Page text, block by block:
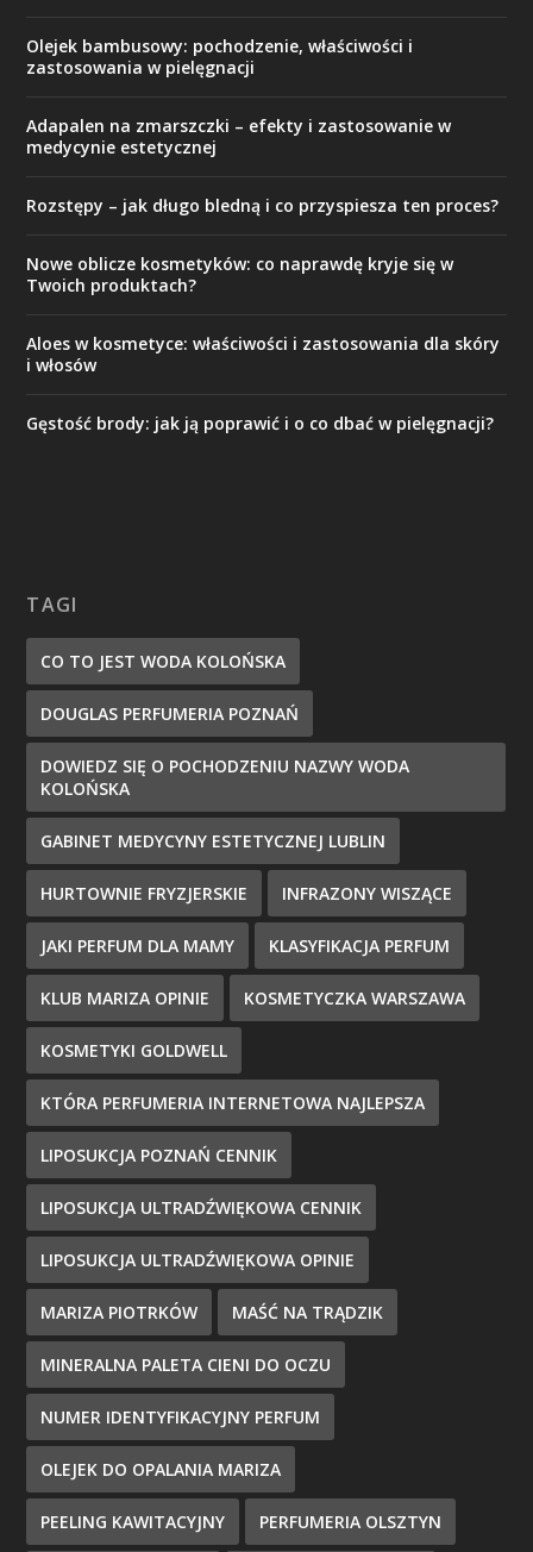
Olejek bambusowy: pochodzenie, właściwości i
zastosowania w pielęgnacji
Adapalen na zmarszczki – efekty i zastosowanie w
medycynie estetycznej
Rozstępy – jak długo bledną i co przyspiesza ten proces?
Nowe oblicze kosmetyków: co naprawdę kryje się w
Twoich produktach?
Aloes w kosmetyce: właściwości i zastosowania dla skóry
i włosów
Gęstość brody: jak ją poprawić i o co dbać w pielęgnacji?
TAGI
CO TO JEST WODA KOLOŃSKA
DOUGLAS PERFUMERIA POZNAŃ
DOWIEDZ SIĘ O POCHODZENIU NAZWY WODA
KOLOŃSKA
GABINET MEDYCYNY ESTETYCZNEJ LUBLIN
HURTOWNIE FRYZJERSKIE INFRAZONY WISZĄCE
JAKI PERFUM DLA MAMY KLASYFIKACJA PERFUM
KLUB MARIZA OPINIE KOSMETYCZKA WARSZAWA
KOSMETYKI GOLDWELL
KTÓRA PERFUMERIA INTERNETOWA NAJLEPSZA
LIPOSUKCJA POZNAŃ CENNIK
LIPOSUKCJA ULTRADŹWIĘKOWA CENNIK
LIPOSUKCJA ULTRADŹWIĘKOWA OPINIE
MARIZA PIOTRKÓW MAŚĆ NA TRĄDZIK
MINERALNA PALETA CIENI DO OCZU
NUMER IDENTYFIKACYJNY PERFUM
OLEJEK DO OPALANIA MARIZA
PEELING KAWITACYJNY PERFUMERIA OLSZTYN